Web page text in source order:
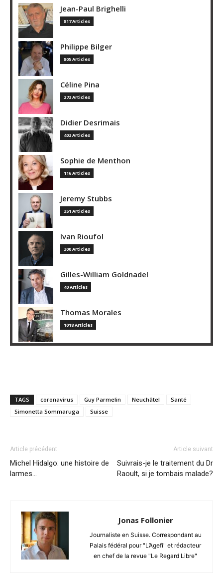
Jean-Paul Brighelli
817 Articles
Philippe Bilger
805 Articles
Céline Pina
273 Articles
Didier Desrimais
403 Articles
Sophie de Menthon
116 Articles
Jeremy Stubbs
351 Articles
Ivan Rioufol
300 Articles
Gilles-William Goldnadel
40 Articles
Thomas Morales
1018 Articles
TAGS coronavirus Guy Parmelin Neuchâtel
Santé
Simonetta Sommaruga
Suisse
Article précédent
Michel Hidalgo: une histoire de
larmes…
Article suivant
Suivrais-je le traitement du Dr
Raoult, si je tombais malade?
Jonas Follonier
Journaliste en Suisse. Correspondant au
Palais fédéral pour "L’Agefi" et rédacteur
en chef de la revue "Le Regard Libre"